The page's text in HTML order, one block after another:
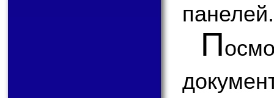
панелей.
П